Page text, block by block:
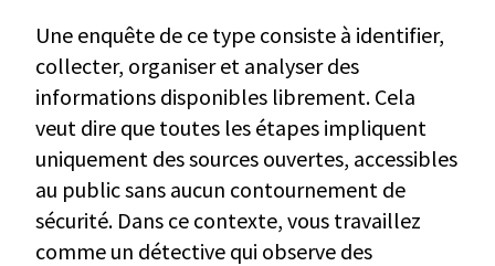
Une enquête de ce type consiste à identifier,
collecter, organiser et analyser des
informations disponibles librement. Cela
veut dire que toutes les étapes impliquent
uniquement des sources ouvertes, accessibles
au public sans aucun contournement de
sécurité. Dans ce contexte, vous travaillez
comme un détective qui observe des